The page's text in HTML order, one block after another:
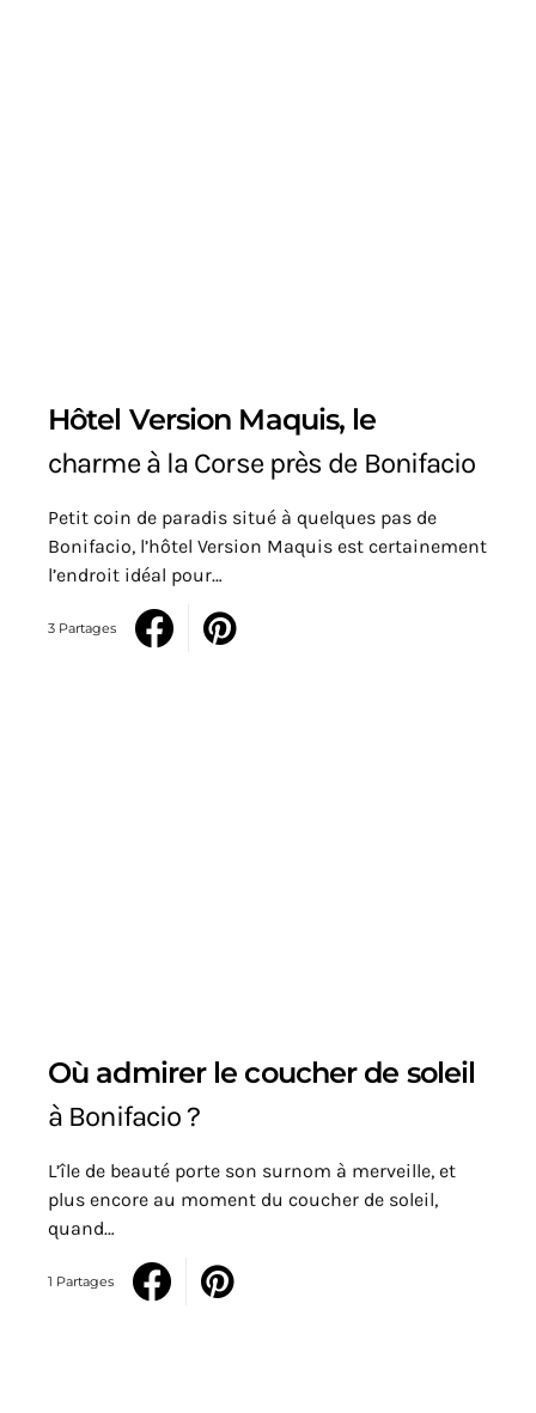
Hôtel Version Maquis, le
charme à la Corse près de Bonifacio
Petit coin de paradis situé à quelques pas de
Bonifacio, l’hôtel Version Maquis est certainement
l’endroit idéal pour…
3 Partages
Où admirer le coucher de soleil
à Bonifacio ?
L’île de beauté porte son surnom à merveille, et
plus encore au moment du coucher de soleil,
quand…
1 Partages